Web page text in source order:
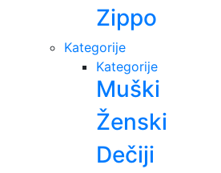
Zippo
Kategorije
Kategorije
Muški
Ženski
Dečiji